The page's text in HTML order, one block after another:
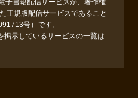
子書籍配信サービスが、著作権
正規版配信サービスであること
号）です。
掲示しているサービスの一覧は